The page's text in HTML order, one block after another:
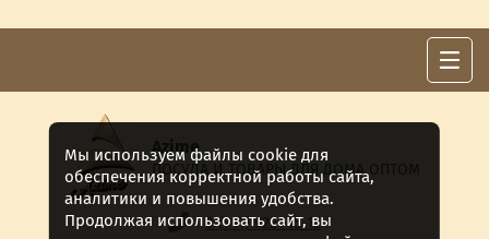
Azime
ПОСУДА И ТОВАРЫ ДЛЯ ДОМА ОПТОМ
8 (911) 922 -15-12
Мы используем файлы cookie для
обеспечения корректной работы сайта,
аналитики и повышения удобства.
Продолжая использовать сайт, вы